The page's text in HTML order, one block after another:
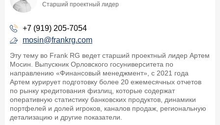
Старший проектный лидер
+7 (919) 205-7054
mosin@frankrg.com
Эту тему во Frank RG ведет старший проектный лидер Артем
Мосин. Выпускник Орловского госуниверситета по
направлению «Финансовый менеджмент», с 2021 года
Артем курирует подготовку более 20 ежемесячных отчетов
по рынку кредитования физлиц, которые содержат
оперативную статистику банковских продуктов, динамики
портфелей и долей игроков, каналов продаж, региональную
детализацию и другие показатели.